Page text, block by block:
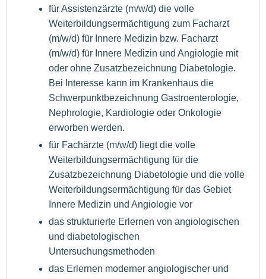
für Assistenzärzte (m/w/d) die volle
Weiterbildungsermächtigung zum Facharzt
(m/w/d) für Innere Medizin bzw. Facharzt
(m/w/d) für Innere Medizin und Angiologie mit
oder ohne Zusatzbezeichnung Diabetologie.
Bei Interesse kann im Krankenhaus die
Schwerpunktbezeichnung Gastroenterologie,
Nephrologie, Kardiologie oder Onkologie
erworben werden.
für Fachärzte (m/w/d) liegt die volle
Weiterbildungsermächtigung für die
Zusatzbezeichnung Diabetologie und die volle
Weiterbildungsermächtigung für das Gebiet
Innere Medizin und Angiologie vor
das strukturierte Erlernen von angiologischen
und diabetologischen
Untersuchungsmethoden
das Erlernen moderner angiologischer und